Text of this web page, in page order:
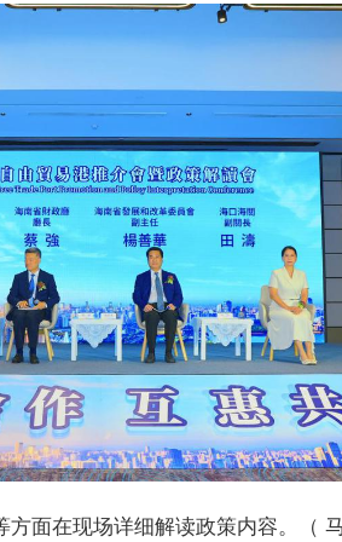
方面在现场详细解读政策内容。（